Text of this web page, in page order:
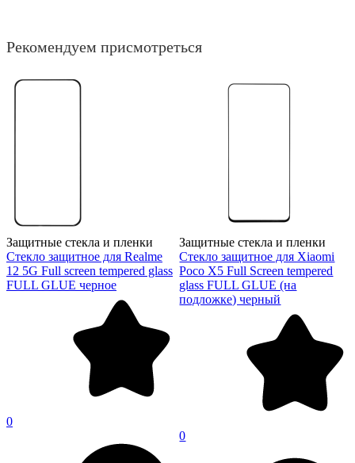
Рекомендуем присмотреться
Защитные стекла и пленки
Стекло защитное для Realme
12 5G Full screen tempered glass
FULL GLUE черное
0
Защитные стекла и пленки
Стекло защитное для Xiaomi
Poco X5 Full Screen tempered
glass FULL GLUE (на
подложке) черный
0